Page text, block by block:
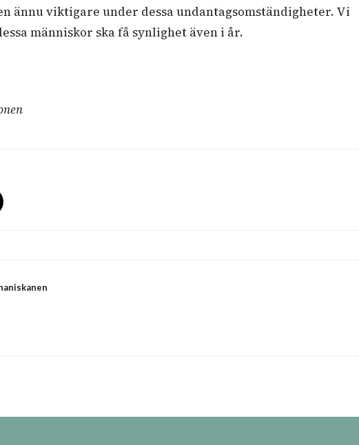
ännu viktigare under dessa undantagsomständigheter. Vi
människor ska få synlighet även i år.